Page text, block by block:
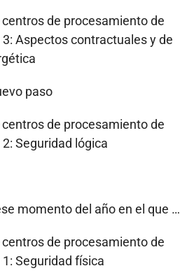
de procesamiento de
Aspectos contractuales y de
paso
de procesamiento de
Seguridad lógica
momento del año en el que …
de procesamiento de
Seguridad física